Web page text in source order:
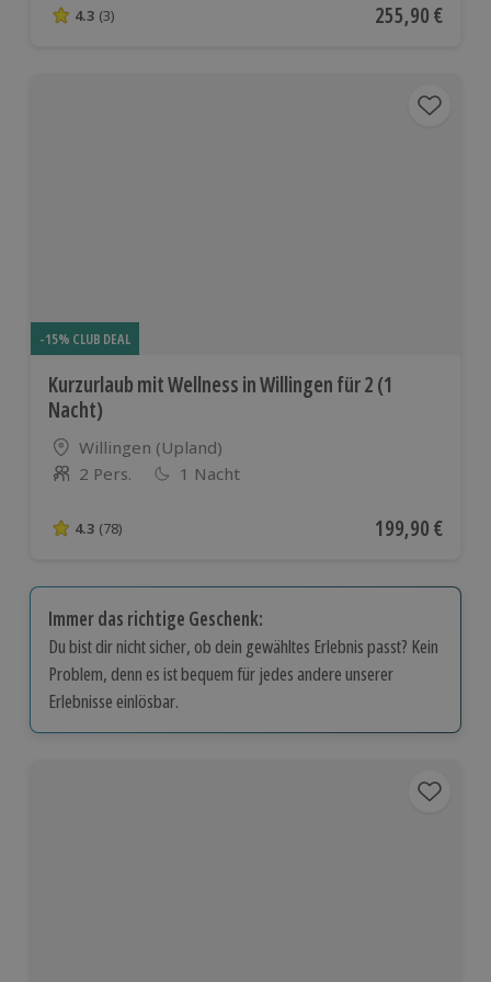
4.3 von 5 Sternen basierend auf 3 Bewertungen
4.3 (3) Aktueller Preis
255,90 €
-15% CLUB DEAL
Kurzurlaub mit Wellness in Willingen für 2 (1
Nacht)
Standort
Willingen (Upland)
Anzahl der Teilnehmer
2 Pers. 1 Nacht
4.3 von 5 Sternen basierend auf 78 Bewertungen
4.3 (78) Aktueller Preis
199,90 €
Immer das richtige Geschenk:
Du bist dir nicht sicher, ob dein gewähltes Erlebnis passt? Kein
Problem, denn es ist bequem für jedes andere unserer
Erlebnisse einlösbar.